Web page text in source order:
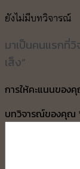
ยังไม่มีบทวิจารณ์
มาเป็นคนแรกที่
เส็ง”
การให้คะแนนของ
บทวิจารณ์ของคุณ